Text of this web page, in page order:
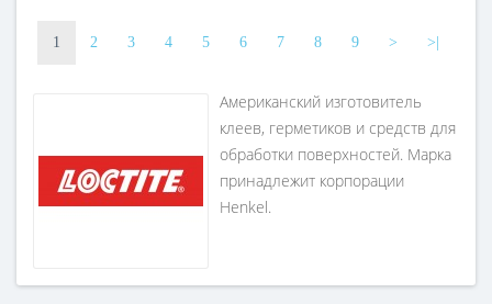
1 2 3 4 5 6 7 8 9 > >|
Американский изготовитель
клеев, герметиков и средств для
обработки поверхностей. Марка
принадлежит корпорации
Henkel.